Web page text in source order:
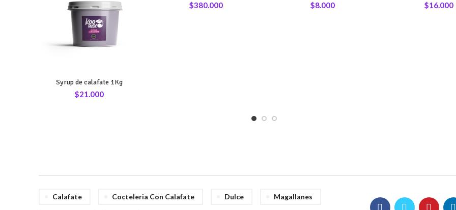
Syrup de calafate 1Kg
$21.000
$380.000 $8.000 $16.000
Calafate Cocteleria Con Calafate Dulce Magallanes